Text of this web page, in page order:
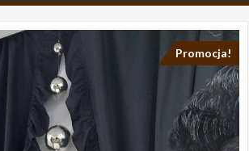
Promocja!